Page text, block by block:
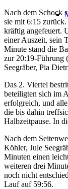
Nach dem Schock
sie mit 6:15
kräftig angefeuert.
einer Auszeit, sein
Minute stand die
zur 20:19-Führung
Seegräber, Pia
Das 2. Viertel
beteiligten sich im
erfolgreich, und
die bis dahin
Halbzeitpause. In
Nach dem
Köhler, Jule
Minuten einen
weiteren drei
noch nicht
Lauf auf 59:56.